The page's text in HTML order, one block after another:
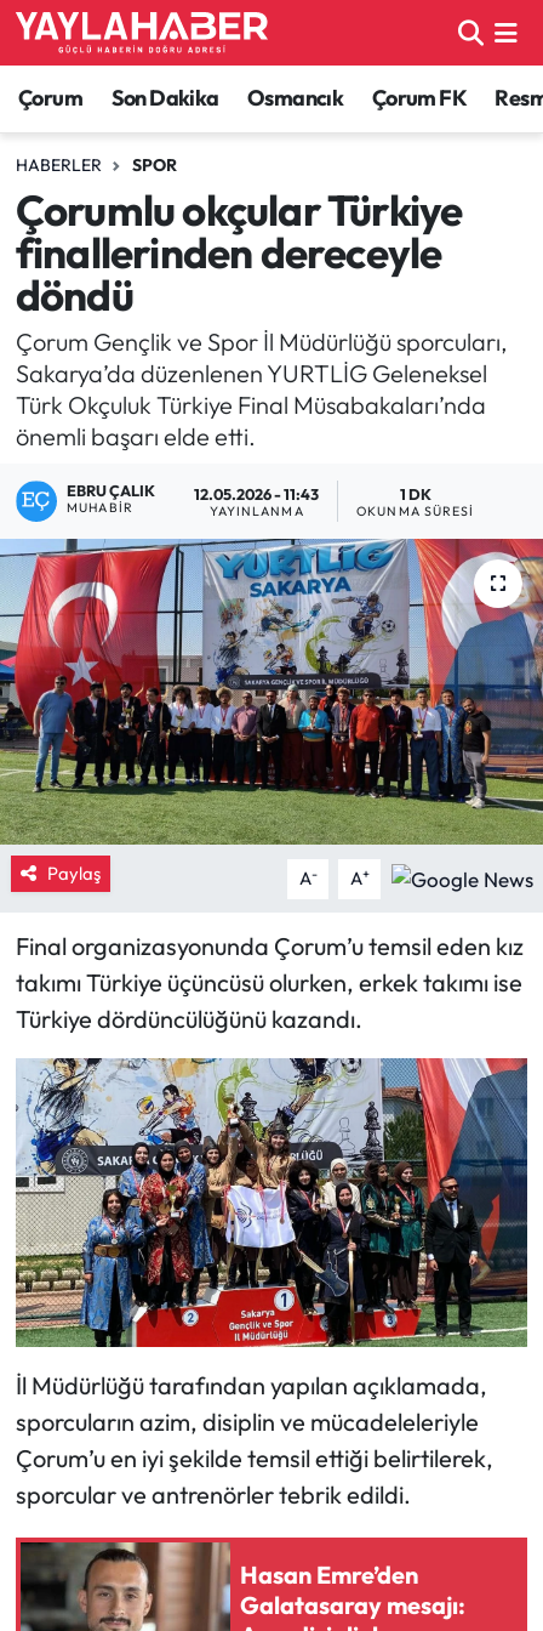
Çorum Son Dakika Osmancık Çorum FK
HABERLER SPOR
Çorumlu okçular Türkiye
finallerinden dereceyle
döndü
Çorum Gençlik ve Spor İl Müdürlüğü sporcuları,
Sakarya’da düzenlenen YURTLİG Geleneksel
Türk Okçuluk Türkiye Final Müsabakaları’nda
önemli başarı elde etti.
EBRU ÇALIK
MUHABIR
12.05.2026 - 11:43
YAYINLANMA
1 DK
OKUNMA SÜRESI
Paylaş A- A+
Final organizasyonunda Çorum’u temsil eden kız
takımı Türkiye üçüncüsü olurken, erkek takımı ise
Türkiye dördüncülüğünü kazandı.
İl Müdürlüğü tarafından yapılan açıklamada,
sporcuların azim, disiplin ve mücadeleleriyle
Çorum’u en iyi şekilde temsil ettiği belirtilerek,
sporcular ve antrenörler tebrik edildi.
Hasan Emre’den
Galatasaray mesajı:
Alaca Haberleri
Bayat Haberleri
Bilgi - Keşfet Haberleri
Bilim ve Teknoloji
Boğazkale Haberleri
Çorum Haberleri
Eğitim
Ekonomi
Güncel
İskilip Haberleri
Kargı Haberleri
Kimdir?
Kültür Sanat
Laçin Haberleri
Magazin
Mecitözü Haberleri
Oğuzlar Haberleri
Ortaköy Haberleri
Osmancık Haberleri
Otomotiv
Resmi İlan
Sağlık
Çorum Nöbetçi Eczaneler
Çorum Hava Durumu
Çorum Namaz Vakitleri
Çorum Trafik Yoğunluk Haritası
TFF 1.Lig Puan Durumu ve Fikstür
Tüm Manşetler